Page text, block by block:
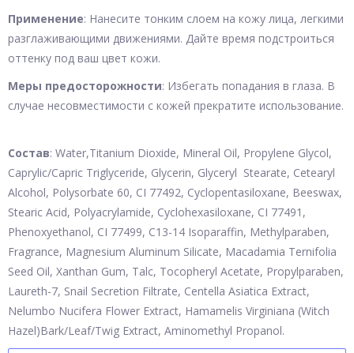
Применение: Нанесите тонким слоем на кожу лица, легкими
разглаживающими движениями. Дайте время подстроиться
оттенку под ваш цвет кожи.
Меры предосторожности: Избегать попадания в глаза. В
случае несовместимости с кожей прекратите использование.
Состав: Water,Titanium Dioxide, Mineral Oil, Propylene Glycol,
Caprylic/Capric Triglyceride, Glycerin, Glyceryl Stearate, Cetearyl
Alcohol, Polysorbate 60, CI 77492, Cyclopentasiloxane, Beeswax,
Stearic Acid, Polyacrylamide, Cyclohexasiloxane, CI 77491,
Phenoxyethanol, CI 77499, C13-14 Isoparaffin, Methylparaben,
Fragrance, Magnesium Aluminum Silicate, Macadamia Ternifolia
Seed Oil, Xanthan Gum, Talc, Tocopheryl Acetate, Propylparaben,
Laureth-7, Snail Secretion Filtrate, Centella Asiatica Extract,
Nelumbo Nucifera Flower Extract, Hamamelis Virginiana (Witch
Hazel)Bark/Leaf/Twig Extract, Aminomethyl Propanol.